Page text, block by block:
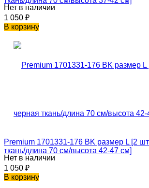
Нет в наличии
1 050 ₽
В корзину
Premium 1701331-176 BK размер L [2
ткань/длина 70 см/высота 42-47 см]
Нет в наличии
1 050 ₽
В корзину